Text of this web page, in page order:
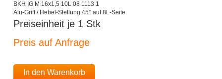
BKH IG M 16x1,5 10L 08 1113 1
Alu-Griff / Hebel-Stellung 45° auf 8L-Seite
Preiseinheit je 1 Stk
Preis auf Anfrage
In den Warenkorb